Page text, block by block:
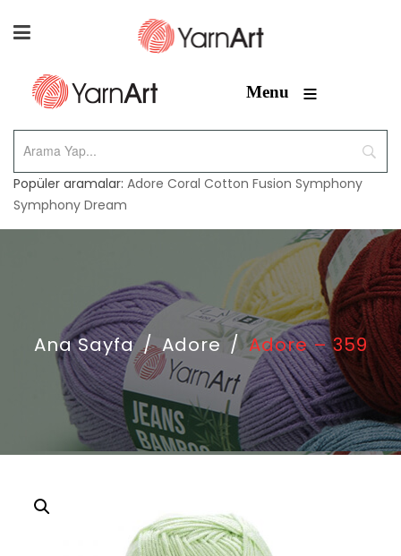
Menu ≡
Popüler aramalar: Adore Coral Cotton Fusion Symphony
Symphony Dream
Ana Sayfa / Adore / Adore – 359